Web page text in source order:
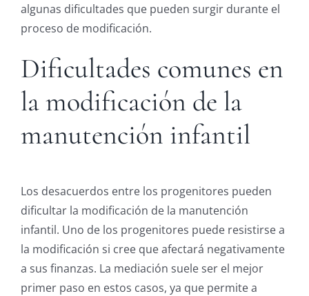
algunas dificultades que pueden surgir durante el
proceso de modificación.
Dificultades comunes en
la modificación de la
manutención infantil
Los desacuerdos entre los progenitores pueden
dificultar la modificación de la manutención
infantil. Uno de los progenitores puede resistirse a
la modificación si cree que afectará negativamente
a sus finanzas. La mediación suele ser el mejor
primer paso en estos casos, ya que permite a